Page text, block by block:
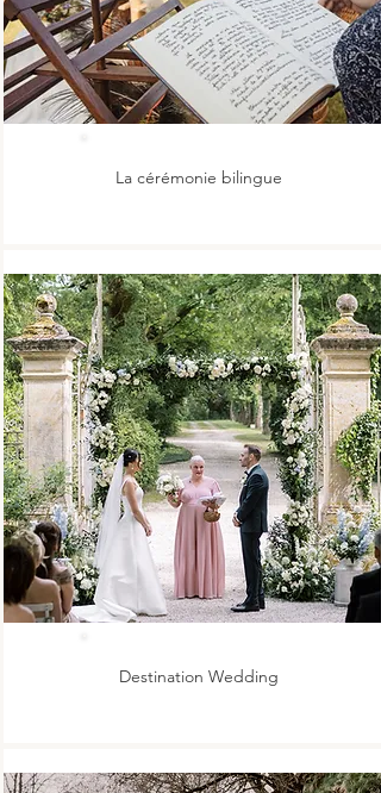
La cérémonie bilingue
Destination Wedding